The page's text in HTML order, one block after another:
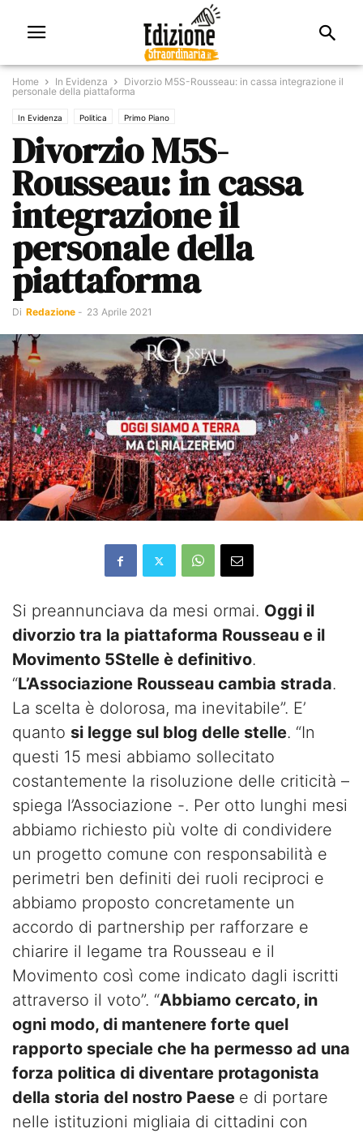
Home In Evidenza
Divorzio M5S-Rousseau: in cassa integrazione il
personale della piattaforma
In Evidenza Politica Primo Piano
Divorzio M5S-
Rousseau: in cassa
integrazione il
personale della
piattaforma
Di Redazione - 23 Aprile 2021
Si preannunciava da mesi ormai. Oggi il
divorzio tra la piattaforma Rousseau e il
Movimento 5Stelle è definitivo.
“L’Associazione Rousseau cambia strada.
La scelta è dolorosa, ma inevitabile”. E’
quanto si legge sul blog delle stelle. “In
questi 15 mesi abbiamo sollecitato
costantemente la risoluzione delle criticità –
spiega l’Associazione -. Per otto lunghi mesi
abbiamo richiesto più volte di condividere
un progetto comune con responsabilità e
perimetri ben definiti dei ruoli reciproci e
abbiamo proposto concretamente un
accordo di partnership per rafforzare e
chiarire il legame tra Rousseau e il
Movimento così come indicato dagli iscritti
attraverso il voto”. “Abbiamo cercato, in
ogni modo, di mantenere forte quel
rapporto speciale che ha permesso ad una
forza politica di diventare protagonista
della storia del nostro Paese e di portare
nelle istituzioni migliaia di cittadini con